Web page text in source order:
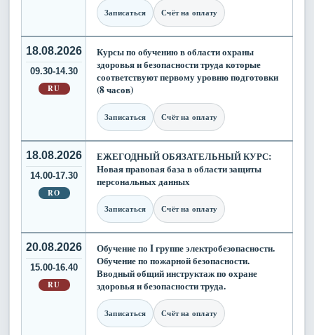
Записаться Счёт на оплату
18.08.2026
09.30-14.30
RU
Курсы по обучению в области охраны
здоровья и безопасности труда которые
соответствуют первому уровню подготовки
(8 часов)
Записаться Счёт на оплату
18.08.2026
14.00-17.30
RO
ЕЖЕГОДНЫЙ ОБЯЗАТЕЛЬНЫЙ КУРС:
Новая правовая база в области защиты
персональных данных
Записаться Счёт на оплату
20.08.2026
15.00-16.40
RU
Обучение по I группе электробезопасности.
Обучение по пожарной безопасности.
Вводный общий инструктаж по охране
здоровья и безопасности труда.
Записаться Счёт на оплату